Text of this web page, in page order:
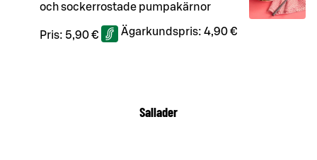
och sockerrostade pumpakärnor
Pris: 5,90 € Ägarkundspris: 4,90 €
Sallader